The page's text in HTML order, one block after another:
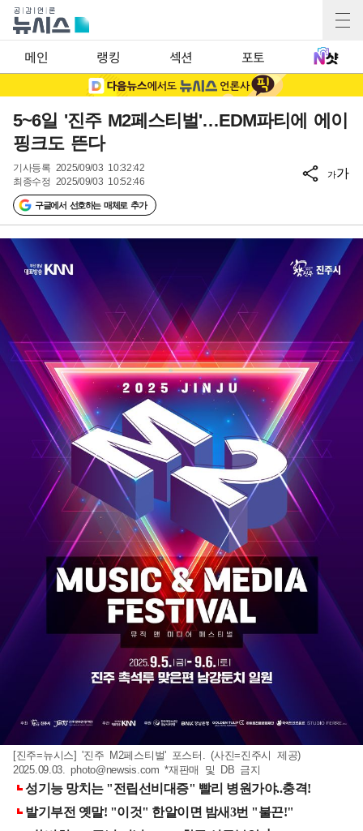
메인 랭킹 섹션 포토
5~6일 '진주 M2페스티벌'…EDM파티에 에이
핑크도 뜬다
기사등록 2025/09/03 10:32:42
최종수정 2025/09/03 10:52:46
구글에서 선호하는 매체로 추가
가가
[진주=뉴시스] '진주 M2페스티벌' 포스터. (사진=진주시 제공)
2025.09.03.photo@newsis.com *재판매 및 DB 금지